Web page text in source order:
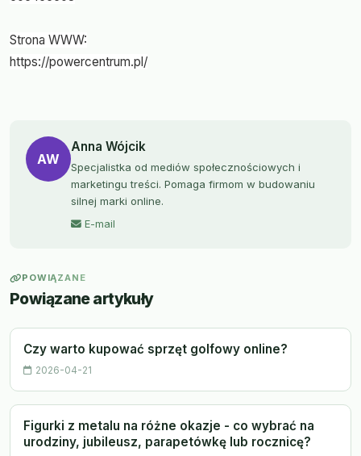
Strona WWW:
https://powercentrum.pl/
AW
Anna Wójcik
Specjalistka od mediów społecznościowych i
marketingu treści. Pomaga firmom w budowaniu
silnej marki online.
E-mail
POWIĄZANE
Powiązane artykuły
Czy warto kupować sprzęt golfowy online?
2026-04-21
Figurki z metalu na różne okazje - co wybrać na
urodziny, jubileusz, parapetówkę lub rocznicę?